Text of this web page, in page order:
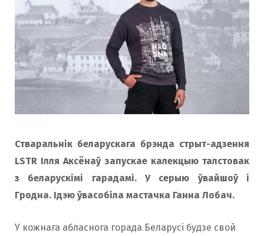
o g
r
Стваральнік беларускага брэнда стрыт-адзення
LSTR Ілля Аксёнаў запускае калекцыю талстовак
з беларускімі гарадамі. У серыю ўвайшоў і
Гродна. Ідэю ўвасобіла мастачка Ганна Лобач.
У кожнага абласнога горада Беларусі будзе свой